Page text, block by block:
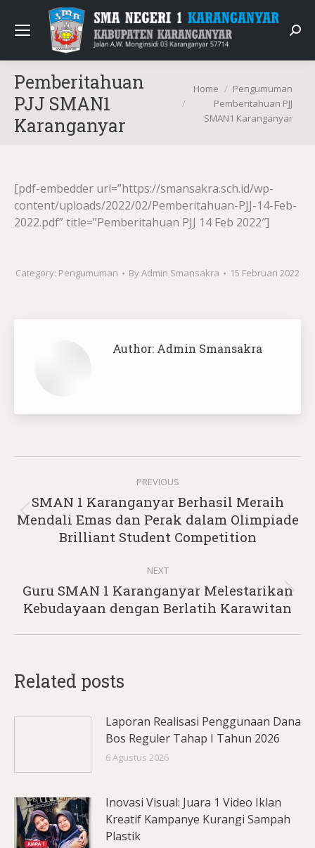
Pemberitahuan
PJJ SMAN1
Karanganyar
You are here:
Home
Pengumuman
Pemberitahuan PJJ
SMAN1 Karanganyar
[pdf-embedder url=”https://smansakra.sch.id/wp-
content/uploads/2022/02/Pemberitahuan-PJJ-14-Feb-
2022.pdf” title=”Pemberitahuan PJJ 14 Feb 2022″]
Category: Pengumuman ByAdmin Smansakra 15 Februari 2022
Author: Admin Smansakra
navigation
PREVIOUS
Previous
post:
SMAN 1 Karanganyar Berhasil Meraih
Mendali Emas dan Perak dalam Olimpiade
Brilliant Student Competition
NEXT
Next
post:
Guru SMAN 1 Karanganyar Melestarikan
Kebudayaan dengan Berlatih Karawitan
Related posts
Laporan Realisasi Penggunaan Dana
Bos Reguler Tahap I Tahun 2026
6 Agustus 2026
Inovasi Visual: Juara 1 Video Iklan
Kreatif Kampanye Kurangi Sampah
Plastik